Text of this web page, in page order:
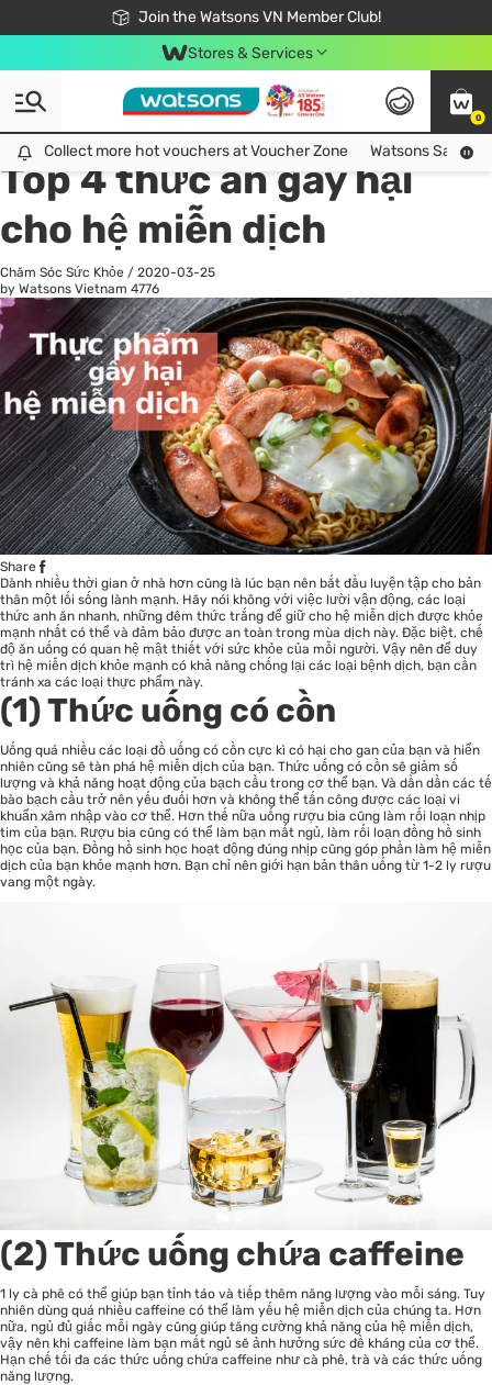
Join the Watsons VN Member Club!
Free Shipping For Order From 249,000Đ
24h Fast delivery in Hồ Chí Minh City
Stores & Services
0
Collect more hot vouchers at Voucher Zone
Collect more hot vouchers at Voucher Zone Watsons Safety
All
Chăm Sóc Cá Nhân
Top 4 thức ăn gây hại
cho hệ miễn dịch
Chăm Sóc Sức Khỏe / 2020-03-25
by Watsons Vietnam 4776
Share
Dành nhiều thời gian ở nhà hơn cũng là lúc bạn nên bắt đầu luyện tập cho bản
thân một lối sống lành mạnh. Hãy nói không với việc lười vận động, các loại
thức anh ăn nhanh, những đêm thức trắng để giữ cho hệ miễn dịch được khỏe
mạnh nhất có thể và đảm bảo được an toàn trong mùa dịch này. Đặc biệt, chế
độ ăn uống có quan hệ mật thiết với sức khỏe của mỗi người. Vậy nên để duy
trì hệ miễn dịch khỏe mạnh có khả năng chống lại các loại bệnh dịch, bạn cần
tránh xa các loại thực phẩm này.
(1) Thức uống có cồn
Uống quá nhiều các loại đồ uống có cồn cực kì có hại cho gan của bạn và hiển
nhiên cũng sẽ tàn phá hệ miễn dịch của bạn. Thức uống có cồn sẽ giảm số
lượng và khả năng hoạt động của bạch cầu trong cơ thể bạn. Và dần dần các tế
bào bạch cầu trở nên yếu đuối hơn và không thể tấn công được các loại vi
khuẩn xâm nhập vào cơ thể. Hơn thế nữa uống rượu bia cũng làm rối loạn nhịp
tim của bạn. Rượu bia cũng có thể làm bạn mất ngủ, làm rối loạn đồng hồ sinh
học của bạn. Đồng hồ sinh học hoạt động đúng nhịp cũng góp phần làm hệ miễn
dịch của bạn khỏe mạnh hơn. Bạn chỉ nên giới hạn bản thân uống từ 1-2 ly rượu
vang một ngày.
(2) Thức uống chứa caffeine
1 ly cà phê có thể giúp bạn tỉnh táo và tiếp thêm năng lượng vào mỗi sáng. Tuy
nhiên dùng quá nhiều caffeine có thể làm yếu hệ miễn dịch của chúng ta. Hơn
nữa, ngủ đủ giấc mỗi ngày cũng giúp tăng cường khả năng của hệ miễn dịch,
vậy nên khi caffeine làm bạn mất ngủ sẽ ảnh hưởng sức đề kháng của cơ thể.
Hạn chế tối đa các thức uống chứa caffeine như cà phê, trà và các thức uống
năng lượng.